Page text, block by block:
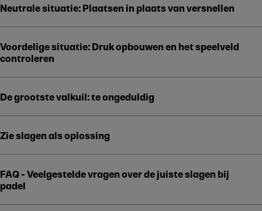
Neutrale situatie: Plaatsen in plaats van versnellen
Voordelige situatie: Druk opbouwen en het speelveld
controleren
De grootste valkuil: te ongeduldig
Zie slagen als oplossing
FAQ - Veelgestelde vragen over de juiste slagen bij
padel